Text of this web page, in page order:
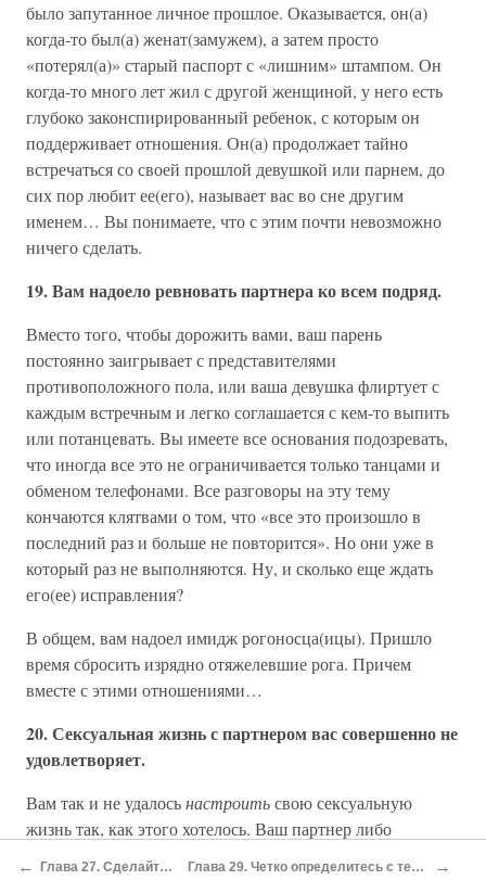
было запутанное личное прошлое. Оказывается, он(а)
когда-то был(а) женат(замужем), а затем просто
«потерял(а)» старый паспорт с «лишним» штампом. Он
когда-то много лет жил с другой женщиной, у него есть
глубоко законспирированный ребенок, с которым он
поддерживает отношения. Он(а) продолжает тайно
встречаться со своей прошлой девушкой или парнем, до
сих пор любит ее(его), называет вас во сне другим
именем… Вы понимаете, что с этим почти невозможно
ничего сделать.
19. Вам надоело ревновать партнера ко всем подряд.
Вместо того, чтобы дорожить вами, ваш парень
постоянно заигрывает с представителями
противоположного пола, или ваша девушка флиртует с
каждым встречным и легко соглашается с кем-то выпить
или потанцевать. Вы имеете все основания подозревать,
что иногда все это не ограничивается только танцами и
обменом телефонами. Все разговоры на эту тему
кончаются клятвами о том, что «все это произошло в
последний раз и больше не повторится». Но они уже в
который раз не выполняются. Ну, и сколько еще ждать
его(ее) исправления?
В общем, вам надоел имидж рогоносца(ицы). Пришло
время сбросить изрядно отяжелевшие рога. Причем
вместе с этими отношениями…
20. Сексуальная жизнь с партнером вас совершенно не
удовлетворяет.
Вам так и не удалосьнастроитьсвою сексуальную
жизнь так, как этого хотелось. Ваш партнер либо
вас проявления такой бурной сексуальной фантазии,
← Глава 27. Сделайте свой образ более интересным! Глава 29. Четко определитесь с тем, что вы хотите от своих новых любовных отношений! →